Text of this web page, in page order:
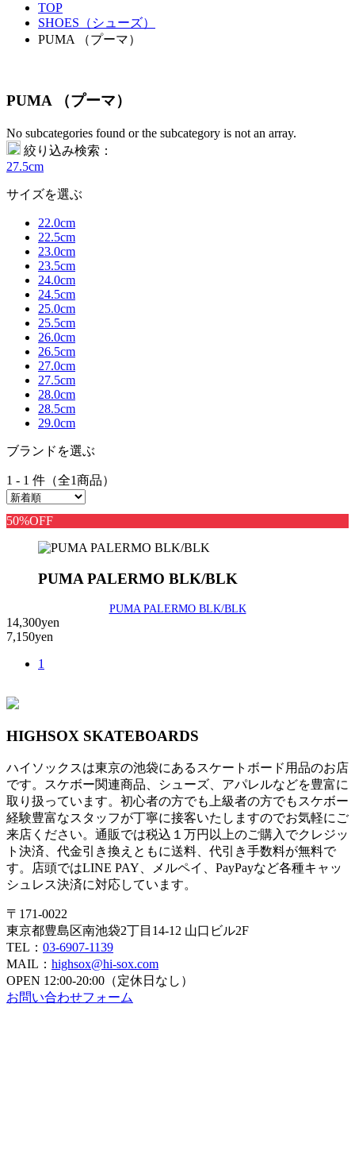
TOP
SHOES（シューズ）
PUMA （プーマ）
PUMA （プーマ）
No subcategories found or the subcategory is not an array.
絞り込み検索：
27.5cm
サイズを選ぶ
22.0cm
22.5cm
23.0cm
23.5cm
24.0cm
24.5cm
25.0cm
25.5cm
26.0cm
26.5cm
27.0cm
27.5cm
28.0cm
28.5cm
29.0cm
ブランドを選ぶ
1 - 1 件（全1商品）
50%OFF
PUMA PALERMO BLK/BLK
PUMA PALERMO BLK/BLK
14,300yen
7,150yen
1
HIGHSOX SKATEBOARDS
ハイソックスは東京の池袋にあるスケートボード用品のお店
です。スケボー関連商品、シューズ、アパレルなどを豊富に
取り扱っています。初心者の方でも上級者の方でもスケボー
経験豊富なスタッフが丁寧に接客いたしますのでお気軽にご
来店ください。通販では税込１万円以上のご購入でクレジッ
ト決済、代金引き換えともに送料、代引き手数料が無料で
す。店頭ではLINE PAY、メルペイ、PayPayなど各種キャッ
シュレス決済に対応しています。
〒171-0022
東京都豊島区南池袋2丁目14-12 山口ビル2F
TEL： 03-6907-1139
MAIL： highsox@hi-sox.com
OPEN 12:00-20:00（定休日なし）
お問い合わせフォーム